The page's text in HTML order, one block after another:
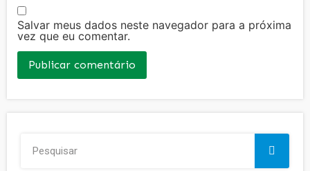
Salvar meus dados neste navegador para a próxima
vez que eu comentar.